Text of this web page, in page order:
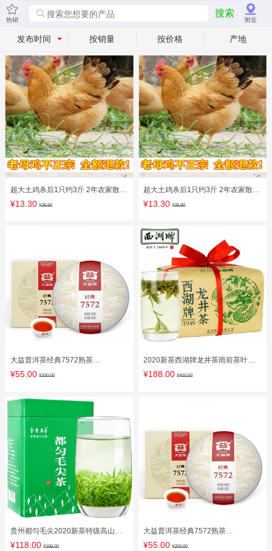
热销
搜索
附近
发布时间 按销量 按价格 产地
超大土鸡杀后1只约3斤 2年农家散养
老母鸡草鸡笨鸡走地鸡 现杀
¥13.30 ¥39.90
超大土鸡杀后1只约3斤 2年农家散养
老母鸡草鸡笨鸡走地鸡 现杀
¥13.30 ¥39.90
大益普洱茶经典7572熟茶
150g（1801）中华老字号饼茶茶叶
¥55.00 ¥200.00
2020新茶西湖牌龙井茶雨前茶叶一
级龙井250g纸包绿茶春茶散装
¥188.00 ¥400.00
贵州都匀毛尖2020新茶特级高山云
雾绿茶明前春茶炒青散装茶叶250g
¥118.00 ¥199.00
大益普洱茶经典7572熟茶
150g（1801）中华老字号饼茶茶叶
¥55.00 ¥200.00